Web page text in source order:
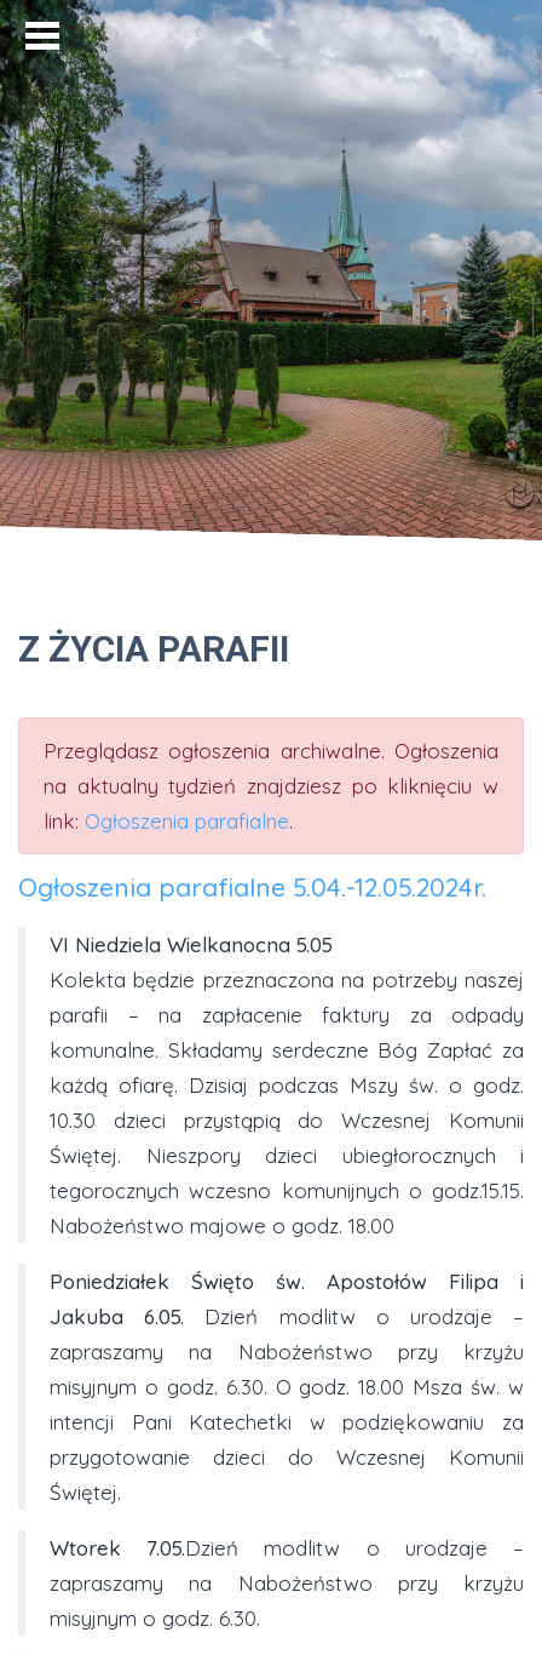
Strona główna
Z ŻYCIA PARAFII
Przeglądasz ogłoszenia archiwalne. Ogłoszenia
na aktualny tydzień znajdziesz po kliknięciu w
link: Ogłoszenia parafialne.
Ogłoszenia parafialne 5.04.-12.05.2024r.
VI Niedziela Wielkanocna 5.05
Kolekta będzie przeznaczona na potrzeby naszej
parafii – na zapłacenie faktury za odpady
komunalne. Składamy serdeczne Bóg Zapłać za
każdą ofiarę. Dzisiaj podczas Mszy św. o godz.
10.30 dzieci przystąpią do Wczesnej Komunii
Świętej. Nieszpory dzieci ubiegłorocznych i
tegorocznych wczesno komunijnych o godz.15.15.
Nabożeństwo majowe o godz. 18.00
Poniedziałek Święto św. Apostołów Filipa i
Jakuba
6.05. Dzień modlitw o urodzaje –
zapraszamy na Nabożeństwo przy krzyżu
misyjnym o godz. 6.30. O godz. 18.00 Msza św. w
intencji Pani Katechetki w podziękowaniu za
przygotowanie dzieci do Wczesnej Komunii
Świętej.
Wtorek 7.05.Dzień modlitw o urodzaje –
zapraszamy na Nabożeństwo przy krzyżu
misyjnym o godz. 6.30.